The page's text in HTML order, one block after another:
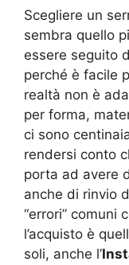
Scegliere un
sembra quello
essere seguito
perché è facile
realtà non è
per forma,
ci sono
rendersi conto
porta ad avere
anche di rinvio
“errori” comuni
l’acquisto è
soli, anche l’